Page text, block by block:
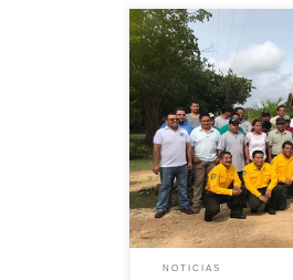
Nota publicada por la
NOTICIAS